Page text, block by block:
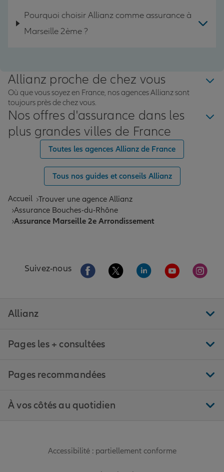
Pourquoi choisir Allianz comme assurance à
Marseille 2ème ?
Allianz proche de chez vous
Où que vous soyez en France, nos agences Allianz sont
toujours près de chez vous.
Nos offres d'assurance dans les
plus grandes villes de France
Toutes les agences Allianz de France
Tous nos guides et conseils Allianz
Accueil Trouver une agence Allianz
Assurance Bouches-du-Rhône
Assurance Marseille 2e Arrondissement
Suivez-nous Aller sur la page Facebook de Allianz
Aller sur la page Twitter de
Aller sur la page
Aller sur la
Aller
Allianz
Pages les + consultées
Pages recommandées
À vos côtés au quotidien
Accessibilité : partiellement conforme